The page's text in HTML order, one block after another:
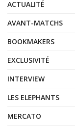
ACTUALITÉ
AVANT-MATCHS
BOOKMAKERS
EXCLUSIVITÉ
INTERVIEW
LES ELEPHANTS
MERCATO